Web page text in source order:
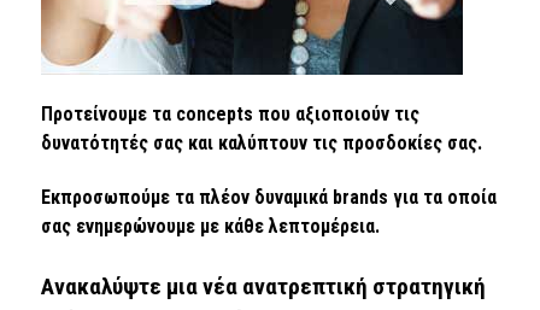
Προτείνουμε τα concepts που αξιοποιούν τις
δυνατότητές σας και καλύπτουν τις προσδοκίες σας.
Εκπροσωπούμε τα πλέον δυναμικά brands για τα οποία
σας ενημερώνουμε με κάθε λεπτομέρεια.
Ανακαλύψτε μια νέα ανατρεπτική στρατηγική